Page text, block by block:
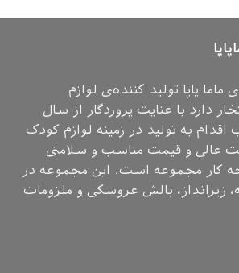
پاپا تولید کننده‌ی لوازم
دارد با عنایت پروردگار از سال
اقدام به تولید در زمینه لوازم کودک
عالی و قیمت مناسب و سلامتی
کار مجموعه است. این مجموعه در
زیرانداز، بالش عروسکی و ملزومات